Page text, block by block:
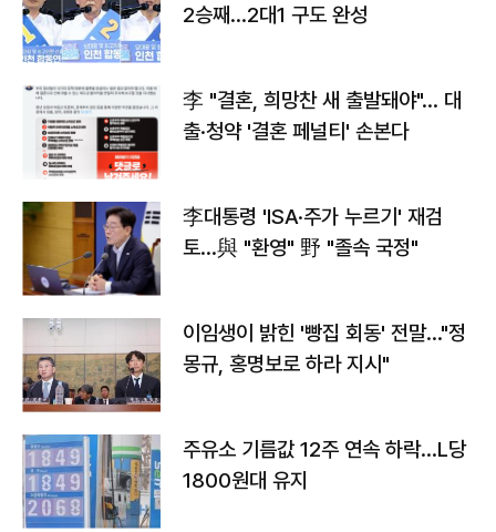
2승째…2대1 구도 완성
李 "결혼, 희망찬 새 출발돼야"… 대
출·청약 '결혼 페널티' 손본다
李대통령 'ISA·주가 누르기' 재검
토…與 "환영" 野 "졸속 국정"
이임생이 밝힌 '빵집 회동' 전말…"정
몽규, 홍명보로 하라 지시"
주유소 기름값 12주 연속 하락…L당
1800원대 유지